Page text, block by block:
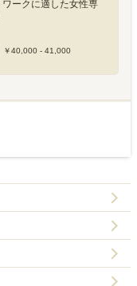
ークに適した女性専
￥40,000 - 41,000